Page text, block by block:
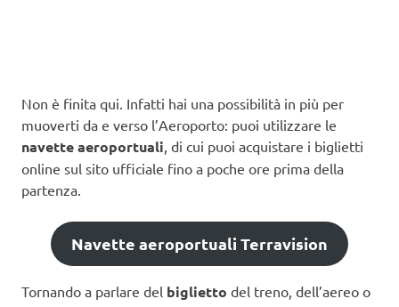
Non è finita qui. Infatti hai una possibilità in più per
muoverti da e verso l’Aeroporto: puoi utilizzare le
navette aeroportuali, di cui puoi acquistare i biglietti
online sul sito ufficiale fino a poche ore prima della
partenza.
Navette aeroportuali Terravision
Tornando a parlare del biglietto del treno, dell’aereo o